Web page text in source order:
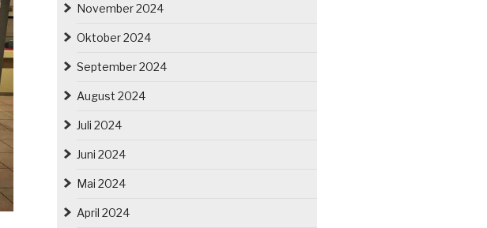
November 2024
Oktober 2024
September 2024
August 2024
Juli 2024
Juni 2024
Mai 2024
April 2024